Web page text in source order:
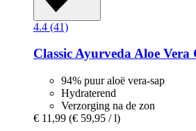
4.4 (41)
Classic AyurvedaAloe Vera
94% puur aloë vera-sap
Hydraterend
Verzorging na de zon
€ 11,99 (€ 59,95 / l)